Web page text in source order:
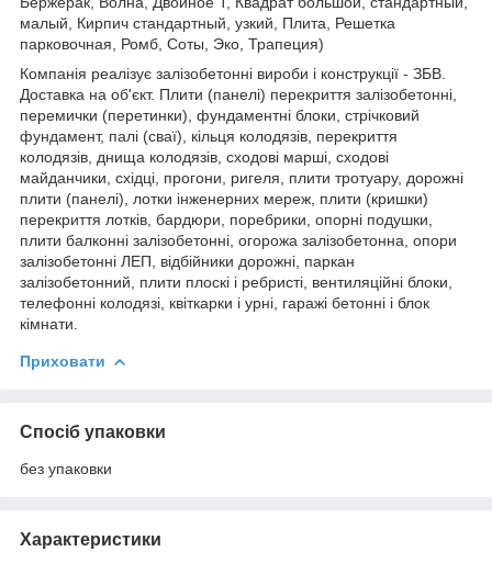
малый, Кирпич стандартный, узкий, Плита, Решетка
парковочная, Ромб, Соты, Эко, Трапеция)
Компанія реалізує залізобетонні вироби і конструкції - ЗБВ.
Доставка на об'єкт. Плити (панелі) перекриття залізобетонні,
перемички (перетинки), фундаментні блоки, стрічковий
фундамент, палі (сваї), кільця колодязів, перекриття
колодязів, днища колодязів, сходові марші, сходові
майданчики, східці, прогони, ригеля, плити тротуару, дорожні
плити (панелі), лотки інженерних мереж, плити (кришки)
перекриття лотків, бардюри, поребрики, опорні подушки,
плити балконні залізобетонні, огорожа залізобетонна, опори
залізобетонні ЛЕП, відбійники дорожні, паркан
залізобетонний, плити плоскі і ребристі, вентиляційні блоки,
телефонні колодязі, квіткарки і урні, гаражі бетонні і блок
кімнати.
Приховати
Спосіб упаковки
без упаковки
Характеристики